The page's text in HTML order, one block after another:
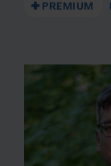
PREMIUM